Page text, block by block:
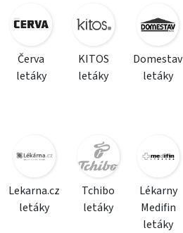
Červa
letáky
KITOS
letáky
Domestav
letáky
Lekarna.cz
letáky
Tchibo
letáky
Lékarny
Medifin
letáky